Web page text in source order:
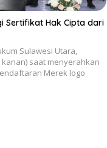
Sertifikat Hak Cipta dari
Sulawesi Utara,
saat menyerahkan
Merek logo